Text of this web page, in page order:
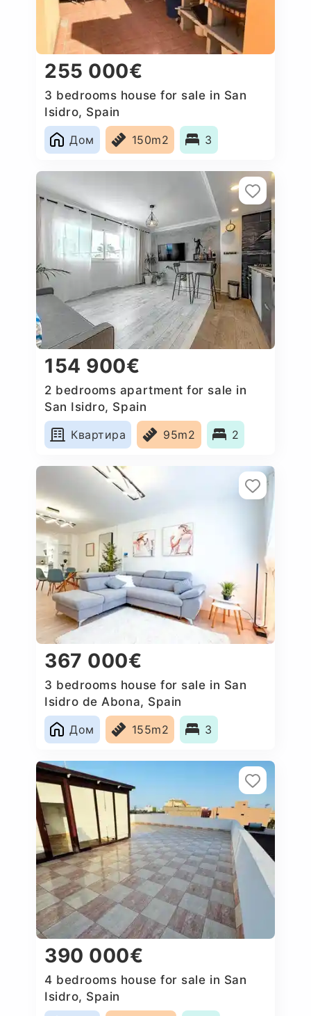
255 000€
3 bedrooms house for sale in San
Isidro, Spain
Дом
150m2 3
154 900€
2 bedrooms apartment for sale in
San Isidro, Spain
Квартира
95m2 2
367 000€
3 bedrooms house for sale in San
Isidro de Abona, Spain
Дом
155m2 3
390 000€
4 bedrooms house for sale in San
Isidro, Spain